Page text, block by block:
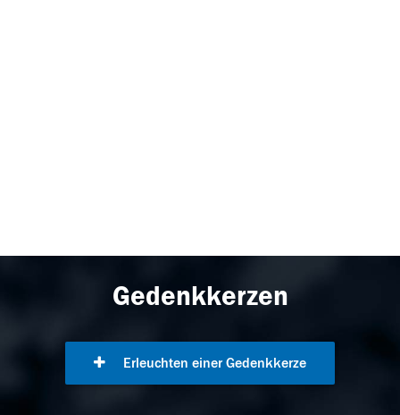
Gedenkkerzen
Erleuchten einer Gedenkkerze